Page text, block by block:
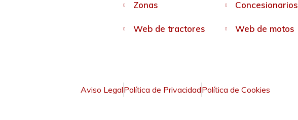
Zonas Concesionarios
Web de tractores Web de motos
Aviso LegalPolítica de PrivacidadPolítica de Cookies